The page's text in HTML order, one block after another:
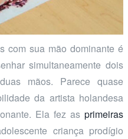
com sua mão dominante é
simultaneamente dois
mãos. Parece quase
da artista holandesa
Ela fez as primeiras
criança prodígio